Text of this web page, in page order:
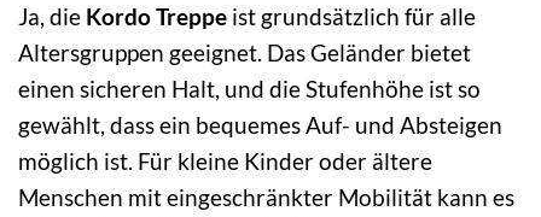
Ja, die Kordo Treppe ist grundsätzlich für alle
Altersgruppen geeignet. Das Geländer bietet
einen sicheren Halt, und die Stufenhöhe ist so
gewählt, dass ein bequemes Auf- und Absteigen
möglich ist. Für kleine Kinder oder ältere
Menschen mit eingeschränkter Mobilität kann es